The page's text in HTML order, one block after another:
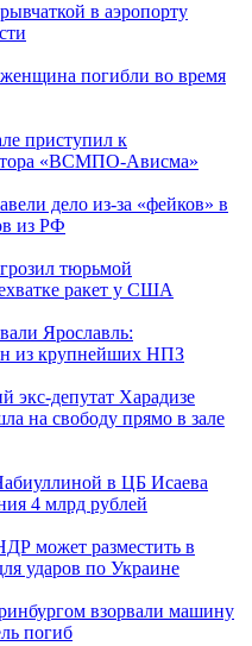
в аэропорту
погибли во время
приступил к
«ВСМПО-Ависма»
дело из-за «фейков» в
из РФ
тюрьмой
ракет у США
Ярославль:
из крупнейших НПЗ
экс-депутат Харадизе
на свободу прямо в зале
в ЦБ Исаева
4 млрд рублей
может разместить в
ударов по Украине
взорвали машину
погиб